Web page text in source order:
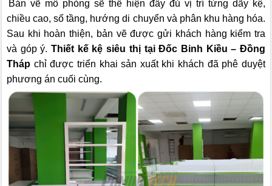
Bản vẽ mô phỏng sẽ thể hiện đầy đủ vị trí từng dãy kệ,
chiều cao, số tầng, hướng di chuyển và phân khu hàng hóa.
Sau khi hoàn thiện, bản vẽ được gửi khách hàng kiểm tra
và góp ý.Thiết kế kệ siêu thị tại Đốc Binh Kiều – Đồng
Tháp chỉ được triển khai sản xuất khi khách đã phê duyệt
phương án cuối cùng.